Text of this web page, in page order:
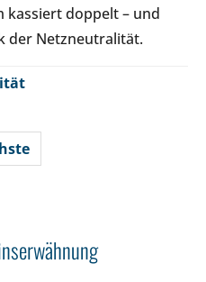
kassiert doppelt – und
der Netzneutralität.